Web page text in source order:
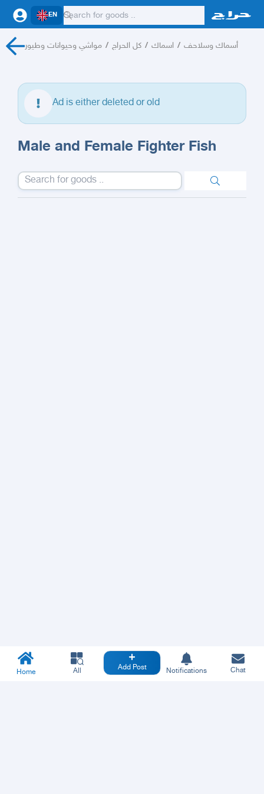
EN
مواشي وحيوانات وطيور / كل الحراج / اسماك / أسماك وسلاحف
Ad is either deleted or old
Male and Female Fighter Fish
Home All Add Post Notifications Chat